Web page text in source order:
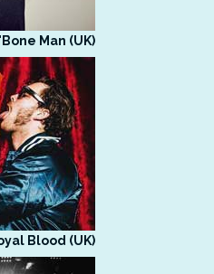
Man (UK)
Blood (UK)